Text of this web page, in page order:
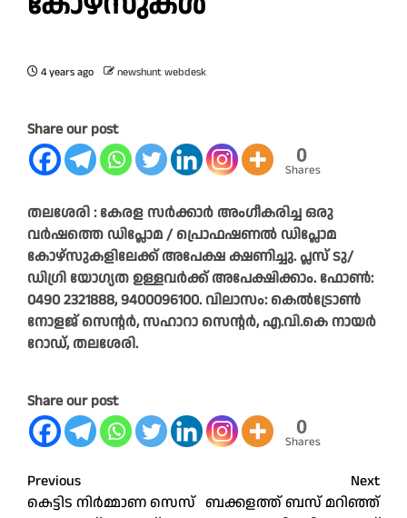
4 years ago newshunt webdesk
Share our post
0
Shares
തലശേരി : കേരള സർക്കാർ അംഗീകരിച്ച ഒരു
വർഷത്തെ ഡിപ്ലോമ / പ്രൊഫഷണൽ ഡിപ്ലോമ
കോഴ്സുകളിലേക്ക് അപേക്ഷ ക്ഷണിച്ചു. പ്ലസ് ടു/
ഡിഗ്രി യോഗ്യത ഉള്ളവർക്ക് അപേക്ഷിക്കാം. ഫോൺ:
0490 2321888, 9400096100. വിലാസം: കെൽട്രോൺ
നോളജ് സെന്റർ, സഹാറാ സെന്റർ, എ.വി.കെ നായർ
റോഡ്, തലശേരി.
Share our post
0
Shares
Post
Previous
കെട്ടിട നിർമ്മാണ സെസ്
Next
ബക്കളത്ത് ബസ് മറിഞ്ഞ്